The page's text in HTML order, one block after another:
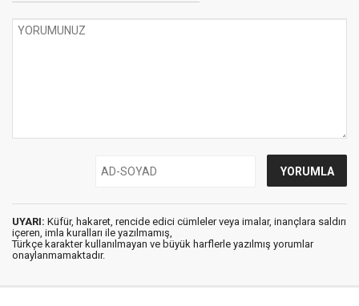
UYARI: Küfür, hakaret, rencide edici cümleler veya imalar, inançlara saldırı
içeren, imla kuralları ile yazılmamış,
Türkçe karakter kullanılmayan ve büyük harflerle yazılmış yorumlar
onaylanmamaktadır.